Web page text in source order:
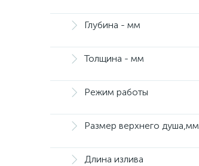
Глубина - мм
Толщина - мм
Режим работы
Размер верхнего душа,мм
Длина излива